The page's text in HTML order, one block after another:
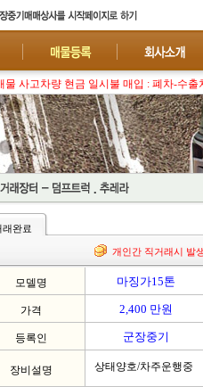
물 사고차량 현금 일시불 매입 : 폐차-수출
래완료
개인간 직거래시 발
모델명 마징가15톤
가격 2,400 만원
등록인 군장중기
장비설명 상태양호/차주운행중